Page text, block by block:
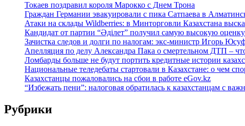
Токаев поздравил короля Марокко с Днем Трона
Граждан Германии эвакуировали с пика Сатпаева в
Атаки на склады Wildberries: в Минторговли Казахстана
Кандидат от партии “Әділет” получил самую высокую оценку
Зачистка следов и долги по налогам: экс-министр Игорь
Апелляция по делу Александра Пака о смертельном ДТП –
Ломбарды больше не будут портить кредитные истории
Национальные теледебаты стартовали в Казахстане: о чем
Казахстанцы пожаловались на сбои в работе eGov.kz
“Избежать пени”: налоговая обратилась к казахстанцам с
Рубрики